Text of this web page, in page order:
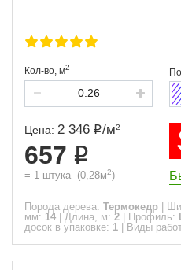
Кол-во, м2
Цена: 2 346 /м2
657
= 1 штука (0,28м2)
Порода дерева: Термокедр
мм: 14 Длина, м: 2 Профиль:
досок в упаковке: 1 Виды